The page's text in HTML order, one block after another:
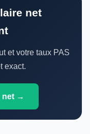
net
et votre taux PAS
exact.
net →